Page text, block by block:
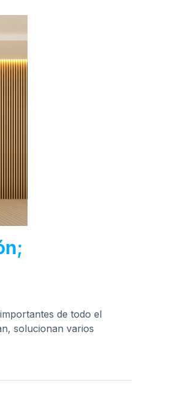
de todo el
solucionan varios